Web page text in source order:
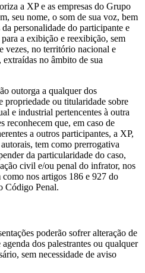
a XP e as empresas do Grupo
seu nome, o som de sua voz, bem
personalidade do participante e
a exibição e reexibição, sem
vezes, no território nacional e
no âmbito de sua
outorga a qualquer dos
propriedade ou titularidade sobre
e industrial pertencentes à outra
reconhecem que, em caso de
a outros participantes, a XP,
tem como prerrogativa
da particularidade do caso,
civil e/ou penal do infrator, nos
nos artigos 186 e 927 do
Código Penal.
poderão sofrer alteração de
dos palestrantes ou qualquer
sem necessidade de aviso